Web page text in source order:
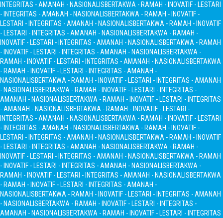
INTEGRITAS - AMANAH - NASIONALISBERTAKWA - RAMAH - INOVATIF - LESTARI
- INTEGRITAS - AMANAH - NASIONALISBERTAKWA - RAMAH - INOVATIF -
LESTARI - INTEGRITAS - AMANAH - NASIONALISBERTAKWA - RAMAH - INOVATIF
- LESTARI - INTEGRITAS - AMANAH - NASIONALISBERTAKWA - RAMAH -
INOVATIF - LESTARI - INTEGRITAS - AMANAH - NASIONALISBERTAKWA - RAMAH
- INOVATIF - LESTARI - INTEGRITAS - AMANAH - NASIONALISBERTAKWA -
RAMAH - INOVATIF - LESTARI - INTEGRITAS - AMANAH - NASIONALISBERTAKWA
- RAMAH - INOVATIF - LESTARI - INTEGRITAS - AMANAH -
NASIONALISBERTAKWA - RAMAH - INOVATIF - LESTARI - INTEGRITAS - AMANAH
- NASIONALISBERTAKWA - RAMAH - INOVATIF - LESTARI - INTEGRITAS -
AMANAH - NASIONALISBERTAKWA - RAMAH - INOVATIF - LESTARI - INTEGRITAS
- AMANAH - NASIONALISBERTAKWA - RAMAH - INOVATIF - LESTARI -
INTEGRITAS - AMANAH - NASIONALISBERTAKWA - RAMAH - INOVATIF - LESTARI
- INTEGRITAS - AMANAH - NASIONALISBERTAKWA - RAMAH - INOVATIF -
LESTARI - INTEGRITAS - AMANAH - NASIONALISBERTAKWA - RAMAH - INOVATIF
- LESTARI - INTEGRITAS - AMANAH - NASIONALISBERTAKWA - RAMAH -
INOVATIF - LESTARI - INTEGRITAS - AMANAH - NASIONALISBERTAKWA - RAMAH
- INOVATIF - LESTARI - INTEGRITAS - AMANAH - NASIONALISBERTAKWA -
RAMAH - INOVATIF - LESTARI - INTEGRITAS - AMANAH - NASIONALISBERTAKWA
- RAMAH - INOVATIF - LESTARI - INTEGRITAS - AMANAH -
NASIONALISBERTAKWA - RAMAH - INOVATIF - LESTARI - INTEGRITAS - AMANAH
- NASIONALISBERTAKWA - RAMAH - INOVATIF - LESTARI - INTEGRITAS -
AMANAH - NASIONALISBERTAKWA - RAMAH - INOVATIF - LESTARI - INTEGRITAS